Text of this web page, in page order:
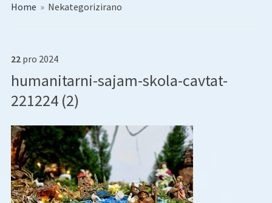
Home » Nekategorizirano
22 pro 2024
humanitarni-sajam-skola-cavtat-
221224 (2)